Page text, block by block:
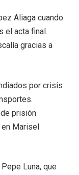
Aliaga cuando
el acta final.
gracias a
por crisis
prisión
en Marisel
Luna, que